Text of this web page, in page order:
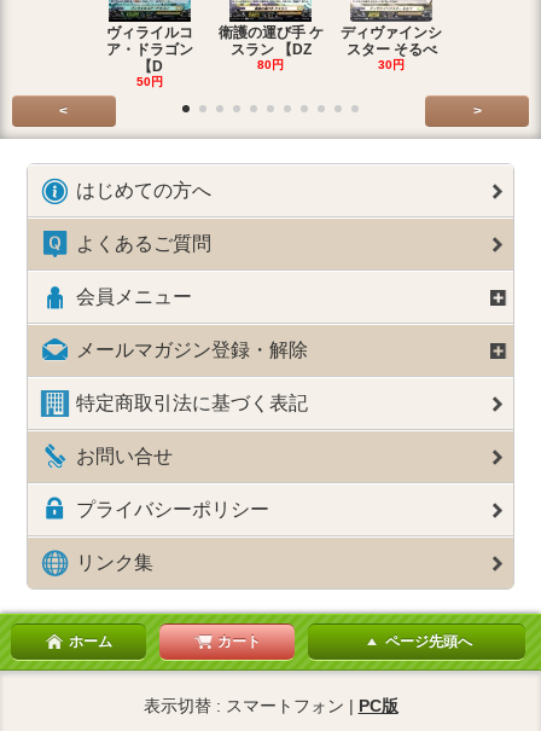
ヴィライルコ
ア・ドラゴン
【D
50円
衛護の運び手 ケ
スラン 【DZ
80円
ディヴァインシ
スター そるべ
30円
< >
はじめての方へ
よくあるご質問
会員メニュー
メールマガジン登録・解除
特定商取引法に基づく表記
お問い合せ
プライバシーポリシー
リンク集
ホーム カート ページ先頭へ
表示切替 : スマートフォン | PC版